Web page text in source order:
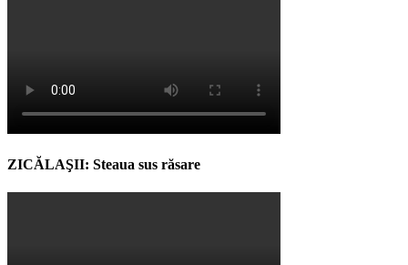
ZICĂLAŞII: Steaua sus răsare